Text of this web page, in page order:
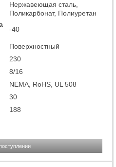
Нержавеющая сталь,
Поликарбонат, Полиуретан
-40
Поверхностный
230
8/16
NEMA, RoHS, UL 508
30
188